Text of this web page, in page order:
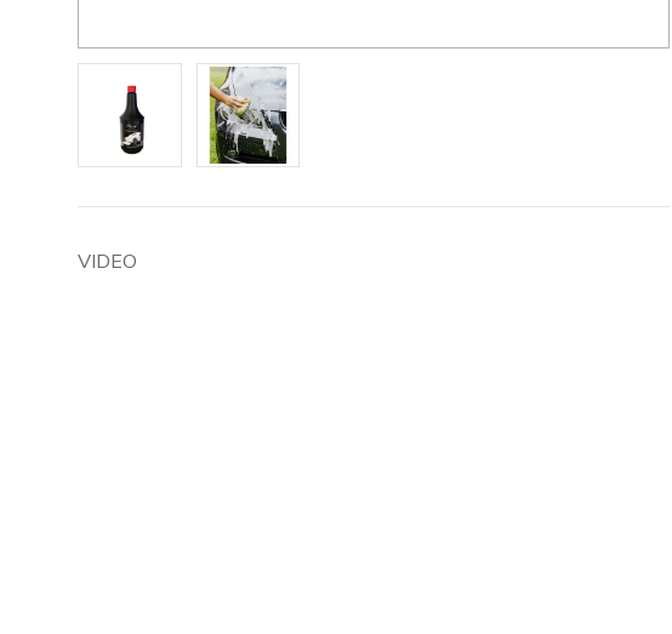
VIDEO